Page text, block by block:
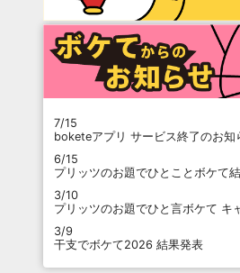
7/15
boketeアプリ サービス終了のお知
6/15
プリッツのお題でひとことボケて
3/10
プリッツのお題でひと言ボケて キ
3/9
干支でボケて2026 結果発表